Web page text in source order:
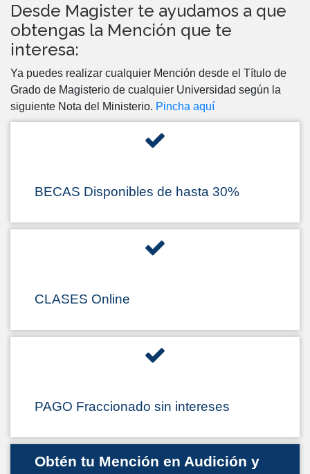
Desde Magister te ayudamos a que
obtengas la Mención que te
interesa:
Ya puedes realizar cualquier Mención desde el Título de
Grado de Magisterio de cualquier Universidad según la
siguiente Nota del Ministerio. Pincha aquí
BECAS Disponibles de hasta 30%
CLASES Online
PAGO Fraccionado sin intereses
Obtén tu Mención en Audición y